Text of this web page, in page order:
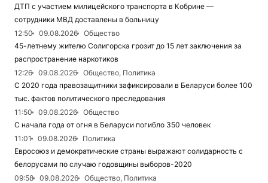
ДТП с участием милицейского транспорта в Кобрине —
сотрудники МВД доставлены в больницу
12:50
09.08.2026
Общество
45-летнему жителю Солигорска грозит до 15 лет заключения за
распространение наркотиков
12:26
09.08.2026
Общество, Политика
С 2020 года правозащитники зафиксировали в Беларуси более 100
тыс. фактов политического преследования
11:50
09.08.2026
Общество
С начала года от огня в Беларуси погибло 350 человек
11:01
09.08.2026
Политика
Евросоюз и демократические страны выражают солидарность с
белорусами по случаю годовщины выборов-2020
09:58
09.08.2026
Общество, Политика